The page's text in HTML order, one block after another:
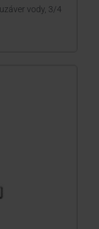
vody, 3/4